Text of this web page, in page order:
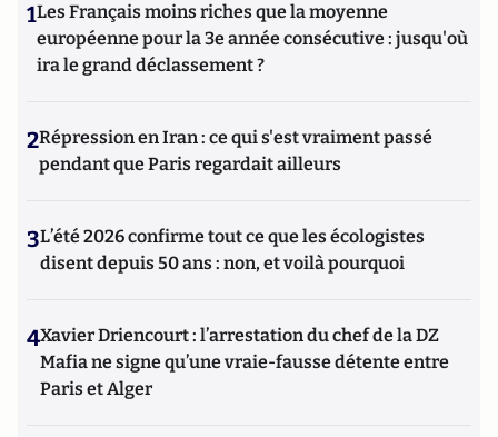
1Les Français moins riches que la moyenne
européenne pour la 3e année consécutive : jusqu'où
ira le grand déclassement ?
2Répression en Iran : ce qui s'est vraiment passé
pendant que Paris regardait ailleurs
3L’été 2026 confirme tout ce que les écologistes
disent depuis 50 ans : non, et voilà pourquoi
4Xavier Driencourt : l’arrestation du chef de la DZ
Mafia ne signe qu’une vraie-fausse détente entre
Paris et Alger